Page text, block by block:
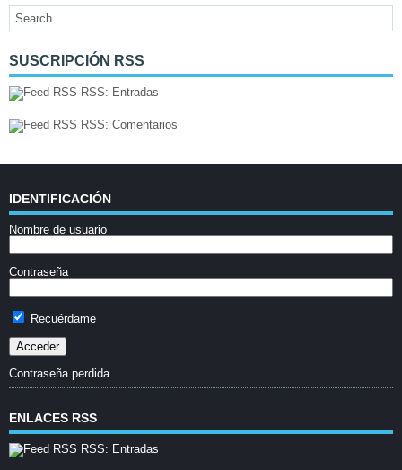
SUSCRIPCIÓN RSS
RSS: Entradas
RSS: Comentarios
IDENTIFICACIÓN
Nombre de usuario
Contraseña
Recuérdame
Contraseña perdida
ENLACES RSS
RSS: Entradas